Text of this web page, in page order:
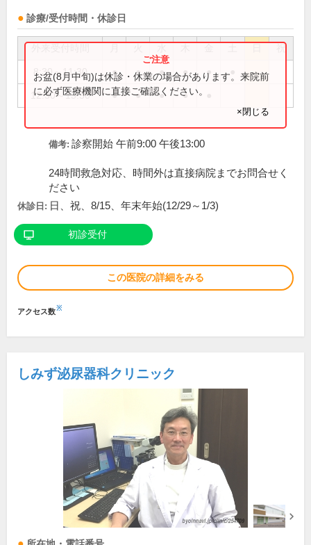
診療/受付時間・休診日
祝
8:30～11:30 ● ● ● ● ●
12:30～15:30 ● ● ● ●
お盆(8月中旬)は休診・休業の場合があります。来院前
に必ず医療機関に直接ご確認ください。
×閉じる
備考: 診察開始 午前9:00 午後13:00
24時間救急対応、時間外は直接病院までお問合せく
ださい
休診日: 日、祝、8/15、年末年始(12/29～1/3)
初診受付
この医院の詳細をみる
アクセス数※
しみず泌尿器科クリニック